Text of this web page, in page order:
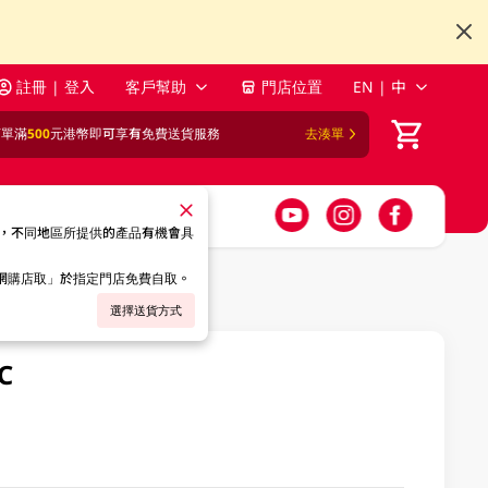
註冊 | 登入 客戶幫助 門店位置 EN | 中
滿500元港幣即可享有免費送貨服務 去湊單
不同地區所提供的產品有機會具
店取」於指定門店免費自取。
選擇送貨方式